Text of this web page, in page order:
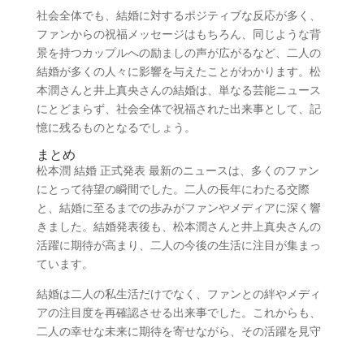
社会全体でも、結婚に対するポジティブな反応が多く、
ファンからの祝福メッセージはもちろん、同じような背
景を持つカップルへの励ましの声が広がるなど、二人の
結婚が多くの人々に影響を与えたことがわかります。松
本潤さんと井上真央さんの結婚は、単なる芸能ニュース
にとどまらず、社会全体で祝福された出来事として、記
憶に残るものとなるでしょう。
まとめ
松本潤 結婚 正式発表 最新のニュースは、多くのファン
にとって待望の瞬間でした。二人の長年にわたる交際
と、結婚に至るまでの歩みがファンやメディアに深く響
きました。結婚発表後も、松本潤さんと井上真央さんの
活躍に期待が高まり、二人の今後の生活に注目が集まっ
ています。
結婚は二人の私生活だけでなく、ファンとの絆やメディ
アの注目度を再確認させる出来事でした。これからも、
二人の幸せな未来に期待を寄せながら、その活躍を見守